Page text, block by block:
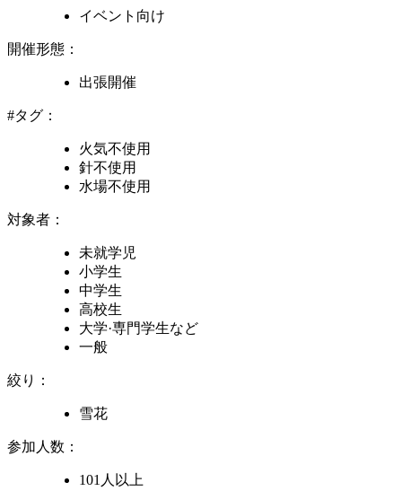
イベント向け
開催形態：
出張開催
#タグ：
火気不使用
針不使用
水場不使用
対象者：
未就学児
小学生
中学生
高校生
大学·専門学生など
一般
絞り：
雪花
参加人数：
101人以上